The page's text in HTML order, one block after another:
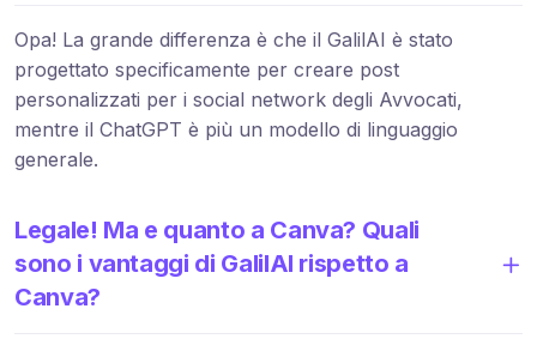
Opa! La grande differenza è che il GalilAI è stato
progettato specificamente per creare post
personalizzati per i social network degli Avvocati,
mentre il ChatGPT è più un modello di linguaggio
generale.
Legale! Ma e quanto a Canva? Quali
sono i vantaggi di GalilAI rispetto a
Canva?